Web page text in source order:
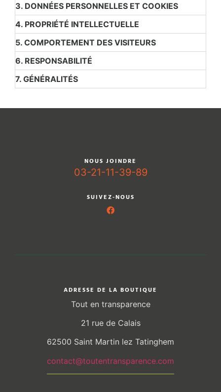
3. DONNÉES PERSONNELLES ET COOKIES
4. PROPRIÉTÉ INTELLECTUELLE
5. COMPORTEMENT DES VISITEURS
6. RESPONSABILITÉ
7. GÉNÉRALITÉS
NOUS JOINDRE
03-21-11-39-89
SUIVEZ-NOUS
ADRESSE DE LA BOUTIQUE
Tout en transparence
21 rue de Calais
62500 Saint Martin lez Tatinghem
contact@toutentransparence.com